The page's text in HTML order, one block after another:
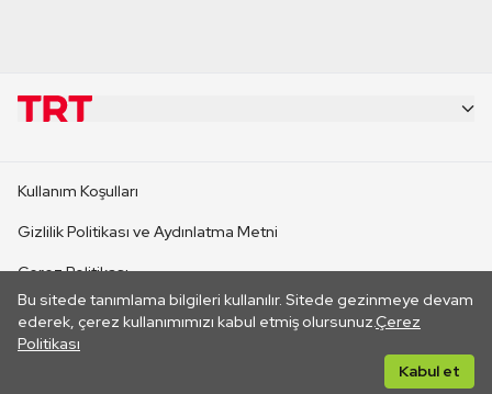
Bu sitede tanımlama bilgileri kullanılır. Sitede gezinmeye devam
ederek, çerez kullanımımızı kabul etmiş olursunuz.Çerez
Politikası
Kabul et
CANLI YAYINLAR
Kullanım Koşulları
Gizlilik Politikası ve Aydınlatma Metni
Çerez Politikası
İletişim
Her hakkı saklıdır. ©2026 TRT. Bağlantı yoluyla gidilen dış